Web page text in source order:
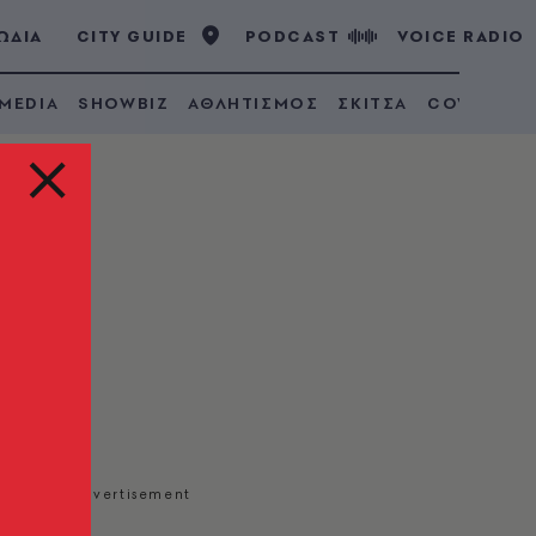
CITY GUIDE PODCAST VOICE RADIO
SHOWBIZ ΑΘΛΗΤΙΣΜΟΣ ΣΚΙΤΣΑ COVID 19